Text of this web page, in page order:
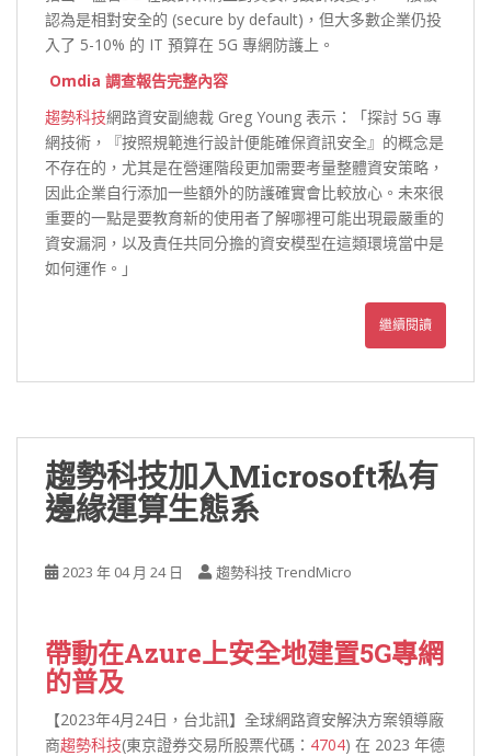
認為是相對安全的 (secure by default)，但大多數企業仍投
入了 5-10% 的 IT 預算在 5G 專網防護上。
Omdia 調查報告完整內容
趨勢科技網路資安副總裁 Greg Young 表示：「探討 5G 專
網技術，『按照規範進行設計便能確保資訊安全』的概念是
不存在的，尤其是在營運階段更加需要考量整體資安策略，
因此企業自行添加一些額外的防護確實會比較放心。未來很
重要的一點是要教育新的使用者了解哪裡可能出現最嚴重的
資安漏洞，以及責任共同分擔的資安模型在這類環境當中是
如何運作。」
繼續閱讀
趨勢科技加入Microsoft私有
邊緣運算生態系
2023 年 04 月 24 日 趨勢科技 TrendMicro
帶動在Azure上安全地建置5G專網
的普及
【2023年4月24日，台北訊】全球網路資安解決方案領導廠
商趨勢科技(東京證券交易所股票代碼： 4704) 在 2023 年德